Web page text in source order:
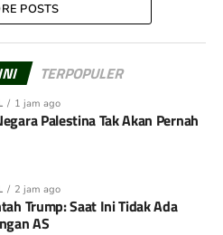
POSTS
TERPOPULER
1 jam ago
Palestina Tak Akan Pernah
2 jam ago
Trump: Saat Ini Tidak Ada
AS